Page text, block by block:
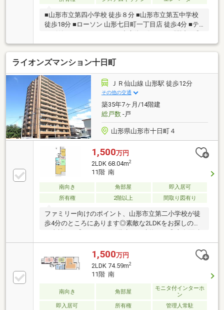
■山形市立第四小学校 徒歩８分 ■山形市立第五中学校
徒歩18分 ■ローソン 山形七日町一丁目店 徒歩4分 ■テ
じられます
ライオンズマンション十日町
ＪＲ仙山線 山形駅 徒歩12分
その他の交通
築35年7ヶ月/14階建
総戸数-戸
山形県山形市十日町４
1,500万円
2LDK 68.04m2
11階 南
南向き 角部屋
即入居可
所有権
2階以上 間取り図有り
ファミリー向けのポイント、山形市立第二小学校が徒
歩4分のところにあります◎素敵な2LDKをお探しの方
は68.04平米となっており広さも十分ではないでしょう
か◎バルコニーが付いています◎追い焚き機能付きで
水道代の節約につながります◎物件価格1580万円の物
件で、経済的な圧迫の無い生活を実現(^o^)
1,500万円
2LDK 74.59m2
11階 南
南向き 角部屋
モニタ付インターホ
ン
即入居可
所有権 管理人常駐